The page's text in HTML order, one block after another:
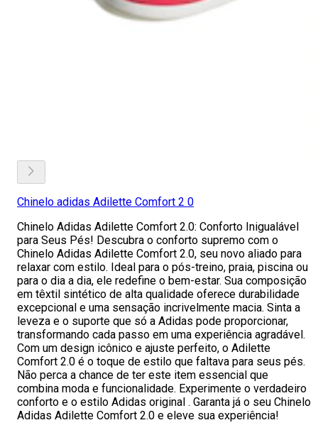
Chinelo adidas Adilette Comfort 2 0
Chinelo Adidas Adilette Comfort 2.0: Conforto Inigualável
para Seus Pés! Descubra o conforto supremo com o
Chinelo Adidas Adilette Comfort 2.0, seu novo aliado para
relaxar com estilo. Ideal para o pós-treino, praia, piscina ou
para o dia a dia, ele redefine o bem-estar. Sua composição
em têxtil sintético de alta qualidade oferece durabilidade
excepcional e uma sensação incrivelmente macia. Sinta a
leveza e o suporte que só a Adidas pode proporcionar,
transformando cada passo em uma experiência agradável.
Com um design icônico e ajuste perfeito, o Adilette
Comfort 2.0 é o toque de estilo que faltava para seus pés.
Não perca a chance de ter este item essencial que
combina moda e funcionalidade. Experimente o verdadeiro
conforto e o estilo Adidas original . Garanta já o seu Chinelo
Adidas Adilette Comfort 2.0 e eleve sua experiência!